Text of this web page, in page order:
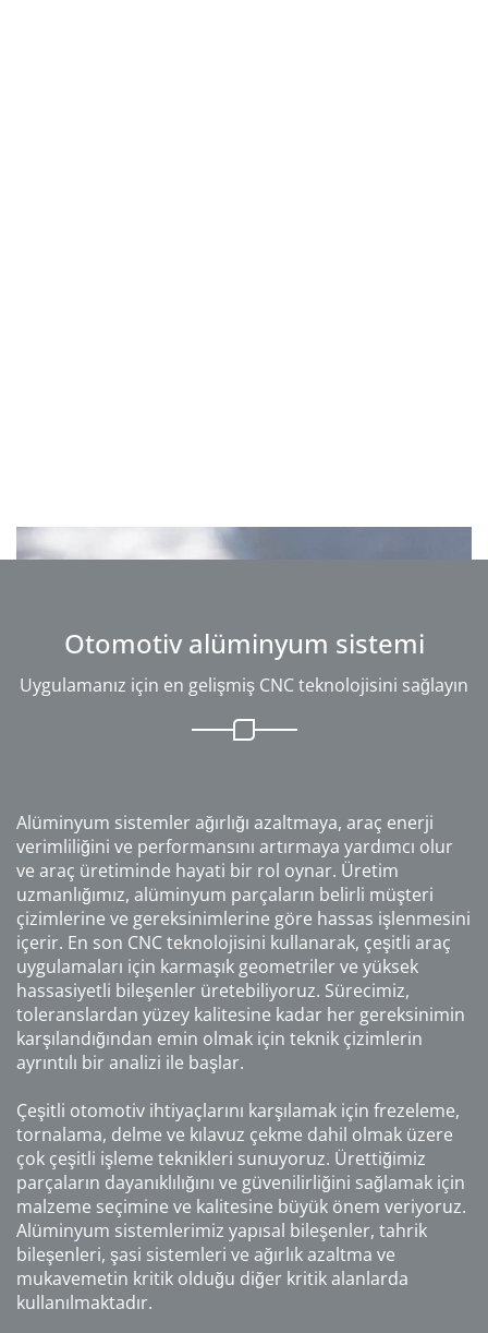
Otomotiv alüminyum sistemi
Uygulamanız için en gelişmiş CNC teknolojisini sağlayın
Alüminyum sistemler ağırlığı azaltmaya, araç enerji
verimliliğini ve performansını artırmaya yardımcı olur
ve araç üretiminde hayati bir rol oynar. Üretim
uzmanlığımız, alüminyum parçaların belirli müşteri
çizimlerine ve gereksinimlerine göre hassas işlenmesini
içerir. En son CNC teknolojisini kullanarak, çeşitli araç
uygulamaları için karmaşık geometriler ve yüksek
hassasiyetli bileşenler üretebiliyoruz. Sürecimiz,
toleranslardan yüzey kalitesine kadar her gereksinimin
karşılandığından emin olmak için teknik çizimlerin
ayrıntılı bir analizi ile başlar.
Çeşitli otomotiv ihtiyaçlarını karşılamak için frezeleme,
tornalama, delme ve kılavuz çekme dahil olmak üzere
çok çeşitli işleme teknikleri sunuyoruz. Ürettiğimiz
parçaların dayanıklılığını ve güvenilirliğini sağlamak için
malzeme seçimine ve kalitesine büyük önem veriyoruz.
Alüminyum sistemlerimiz yapısal bileşenler, tahrik
bileşenleri, şasi sistemleri ve ağırlık azaltma ve
mukavemetin kritik olduğu diğer kritik alanlarda
kullanılmaktadır.